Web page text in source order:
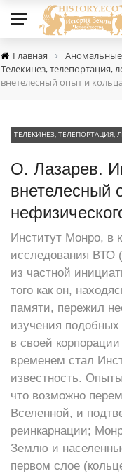
Главная › Аномальные
Телекинез, телепортация,
внетелесный опыт и
ТЕЛЕКИНЕЗ, ТЕЛЕПОРТАЦИЯ,
О. Лазарев.
внетелесный
Институт Монро, в
исследования ВТО
из частной
того как он,
памяти, пережил
изучения
в своей
временем стал
известность.
что возможно
Вселенной, и
реинкарнации;
Землю и
первом слое